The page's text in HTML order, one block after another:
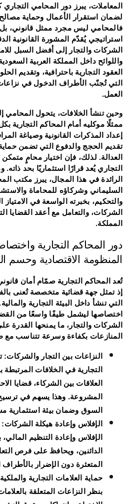
المعاملات، يبرز دور المحامي
لضمان استقرار الأعمال وحماية
فالمحامي ليس مجرد ممثل قانوني،
استراتيجي يُقدّم المشورة القانونية
الشركات والتجار إلى أفضل السبل
واللوائح داخل المملكة العربية
العقود التجارية باحترافية، وتقديم
التي تُجنّب الأطراف الدخول في
العمل.
وحين تنشأ الخلافات، يتحول المحامي
ممثلًا موكليه أمام المحاكم التجارية
إعداد المذكرات القانونية وصياغة
تقديم الحجج والدفوع التي تضمن
العدالة. لذلك، فإن اختيار محامٍ
التجاري يُعد قرارًا استثماريًا بحد
الرائدة في هذا المجال، يبرز مكتب
السليماني وشركاؤه للمحاماة
والتحكيم، بخبرته الواسعة في
الشركات، والتعامل مع أعقد القضايا
المملكة.
دور المحاكم التجارية
المنظومة الاقتصادية وحسم
تُعد المحاكم التجارية صمّام أمان
إذ تمثل جهة قضائية متخصصة تُعنى
التي تنشأ داخل البيئة التجارية
اختصاصها ليشمل طيفًا واسعًا من
الشركات والتجار، ما يمنحها القدرة
المنازعات بكفاءة وسرعة تتناسب مع
النزاعات بين التجار والشركات:
التجارية في الخلافات المرتبطة
العلاقات بين الشركاء، قضايا
المشروعة. وهذا يسهم في
السوق وضمان بيئة استثمارية
الإفلاس وإعادة هيكلة الشركات:
الإفلاس وإعادة التنظيم
الدائنين، ويحافظ على فرص
المتعثرة دون الإضرار
حماية العلامات التجارية
بنظر النزاعات المتعلقة